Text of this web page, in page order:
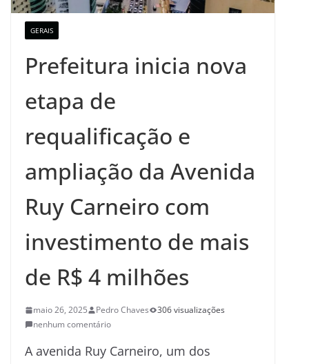
GERAIS
Prefeitura inicia nova
etapa de
requalificação e
ampliação da Avenida
Ruy Carneiro com
investimento de mais
de R$ 4 milhões
maio 26, 2025 Pedro Chaves
306 visualizações
nenhum comentário
A avenida Ruy Carneiro, um dos